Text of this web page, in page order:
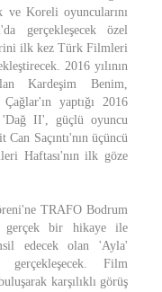
ve Koreli oyuncularını
gerçekleşecek özel
ilk kez Türk Filmleri
2016 yılının
Kardeşim Benim,
yaptığı 2016
'Dağ II', güçlü oyuncu
Saçıntı'nın üçüncü
Haftası'nın ilk göze
TRAFO Bodrum
gerçek bir hikaye ile
edecek olan 'Ayla'
Film
karşılıklı görüş